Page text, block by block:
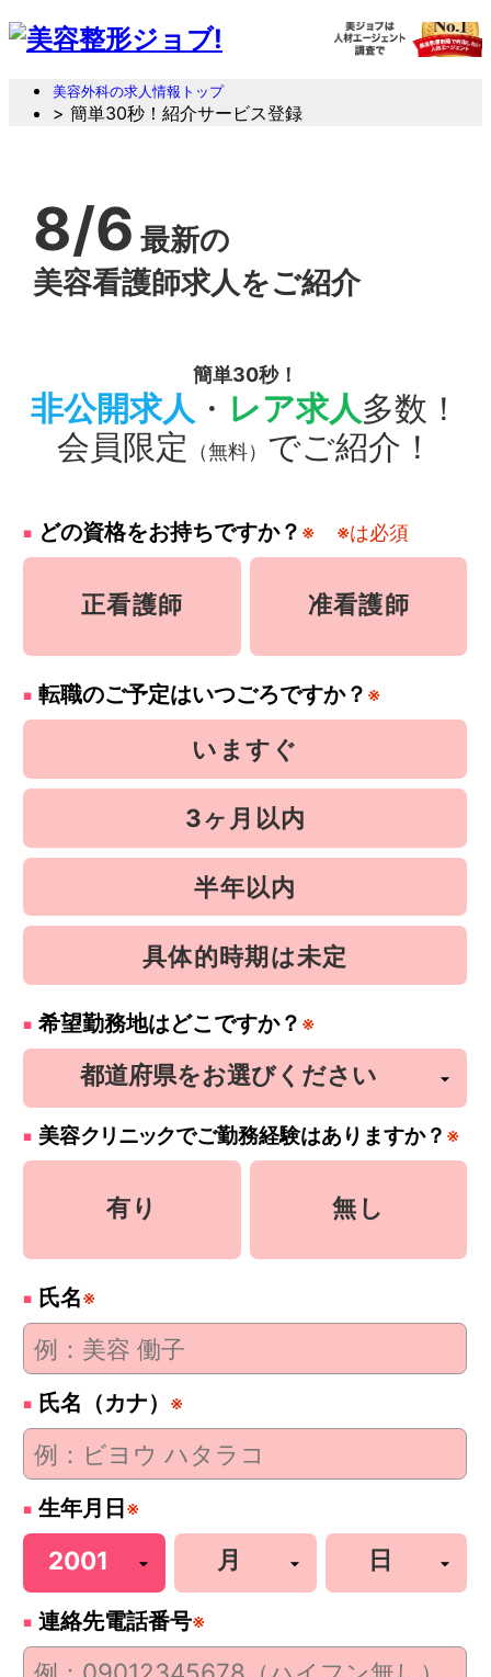
美容外科の求人情報トップ
> 簡単30秒！紹介サービス登録
8/6 最新の
美容看護師求人をご紹介
簡単30秒！
非公開求人 ・ レア求人多数！
会員限定
（無料） でご紹介！
どの資格をお持ちですか？ ※ ※は必須
正看護師 准看護師
転職のご予定はいつごろですか？ ※
いますぐ
3ヶ月以内
半年以内
具体的時期は未定
希望勤務地はどこですか？ ※
美容クリニックでご勤務経験はありますか？ ※
有り 無し
氏名※
氏名（カナ） ※
生年月日 ※
連絡先電話番号※